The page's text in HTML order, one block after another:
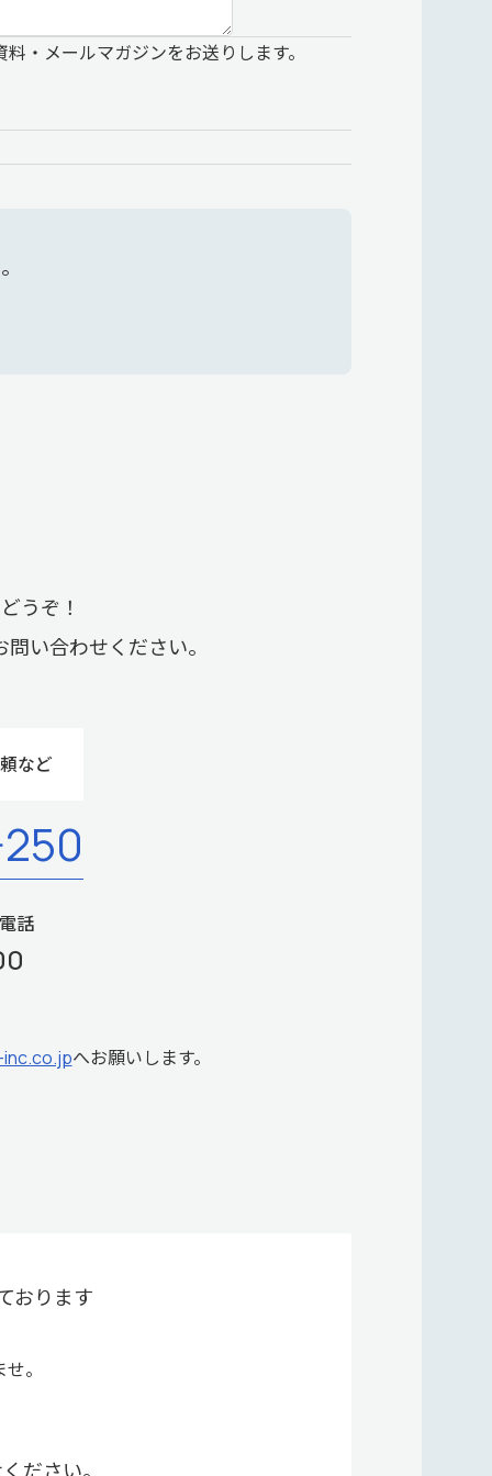
・メールマガジンをお送りします。
うぞ！
い合わせください。
など
話
へお願いします。
おります
。
ださい。